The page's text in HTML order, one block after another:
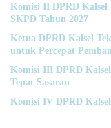
Komisi II DPRD Kalsel
SKPD Tahun 2027
Ketua DPRD Kalsel
untuk Percepat
Komisi III DPRD
Tepat Sasaran
Komisi IV DPRD